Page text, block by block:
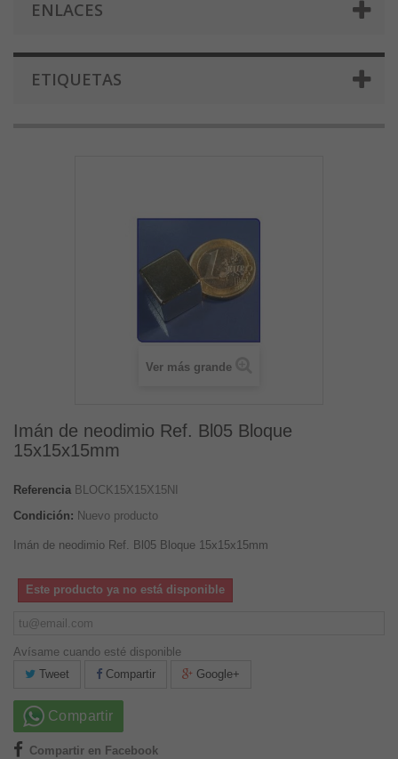
ENLACES
ETIQUETAS
Ver más grande
Imán de neodimio Ref. Bl05 Bloque
15x15x15mm
Referencia BLOCK15X15X15NI
Condición: Nuevo producto
Imán de neodimio Ref. Bl05 Bloque 15x15x15mm
Este producto ya no está disponible
Avísame cuando esté disponible
Tweet
Compartir Google+
Compartir
Compartir en Facebook